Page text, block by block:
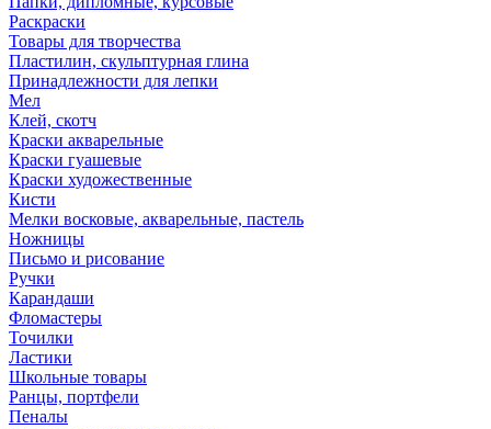
Раскраски
Товары для творчества
Пластилин, скульптурная глина
Принадлежности для лепки
Мел
Клей, скотч
Краски акварельные
Краски гуашевые
Краски художественные
Кисти
Мелки восковые, акварельные, пастель
Ножницы
Письмо и рисование
Ручки
Карандаши
Фломастеры
Точилки
Ластики
Школьные товары
Ранцы, портфели
Пеналы